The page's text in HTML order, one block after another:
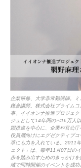
企業研修、大学非常勤講師。
鎌倉講師。株式会社プライム
事、イイオンナ推進プロジェ
ジュとして14年間のべ16万人
躍推進を中心に、企業や官公
役員層向けにエグゼクティブ
革にも力を入れている。2011
ェクト」は、毎年11月07日の
歩を踏み出すためのきっかけ
域で同時開催のイベントを成